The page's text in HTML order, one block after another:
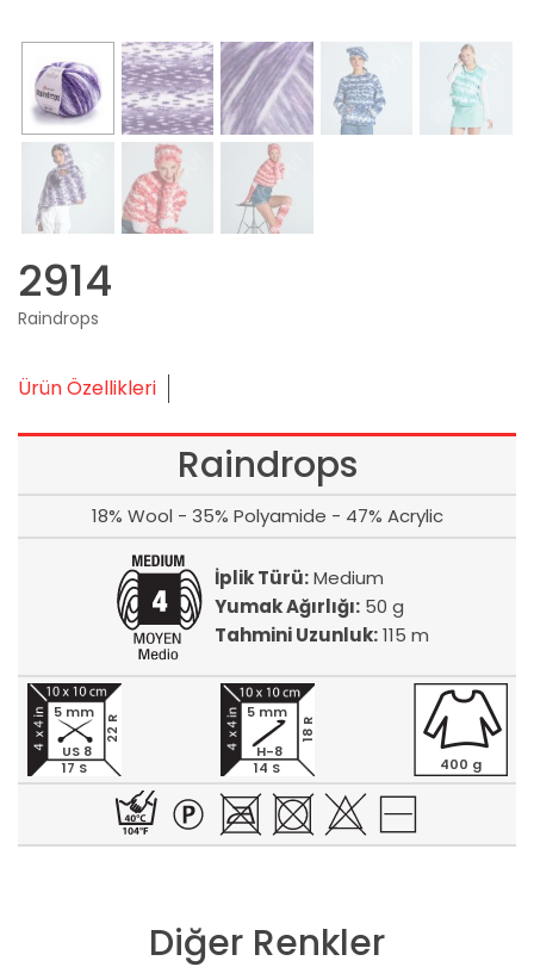
2914
Raindrops
Ürün Özellikleri
Raindrops
18% Wool - 35% Polyamide - 47% Acrylic
İplik Türü:Medium
Yumak Ağırlığı: 50 g
Tahmini Uzunluk:115 m
17 S
22 R
5 mm
US 8
14 S
18 R
5 mm
H-8
400 g
Diğer Renkler